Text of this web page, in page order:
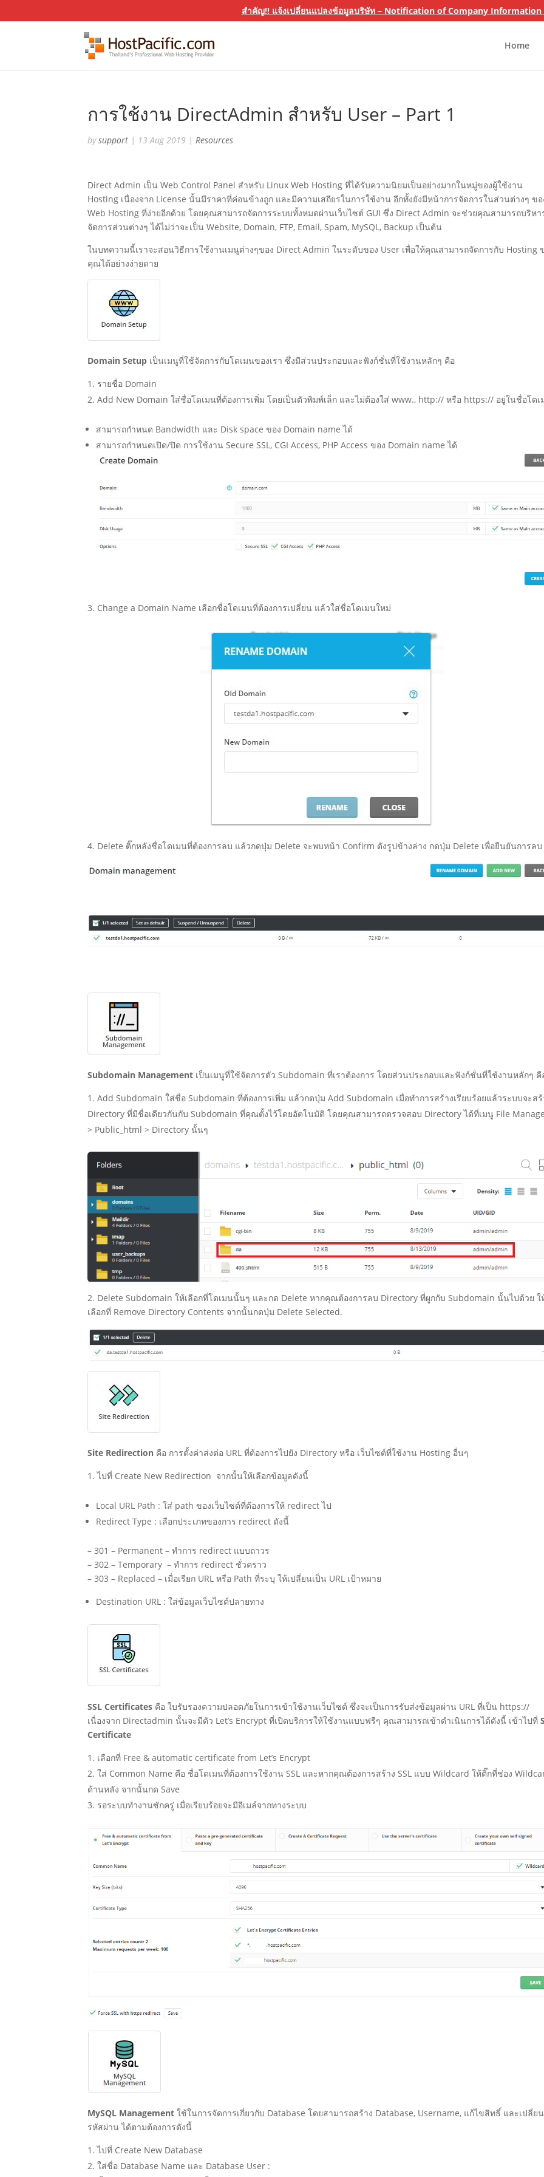
สำคัญ!! แจ้งเปลี่ยนแปลงข้อมูลบริษัท – Notification of Company Information
Home
การใช้งาน DirectAdmin สำหรับ User – Part 1
bysupport | 13 Aug 2019 |Resources
Direct Admin เป็น Web Control Panel สำหรับ Linux Web Hosting ที่ได้รับความนิยมเป็นอย่างมากในหมู่ของผู้ใช้งาน
Hosting เนื่องจาก License นั้นมีราคาที่ค่อนข้างถูก และมีความเสถียรในการใช้งาน อีกทั้งยังมีหน้าการจัดการในส่วนต่างๆ ข
Web Hosting ที่ง่ายอีกด้วย โดยคุณสามารถจัดการระบบทั้งหมดผ่านเว็บไซต์ GUI ซึ่ง Direct Admin จะช่วยคุณสามารถบริหา
จัดการส่วนต่างๆ ได้ไม่ว่าจะเป็น Website, Domain, FTP, Email, Spam, MySQL, Backup เป็นต้น
ในบทความนี้เราจะสอนวิธีการใช้งานเมนูต่างๆของ Direct Admin ในระดับของ User เพื่อให้คุณสามารถจัดการกับ Hosting
คุณได้อย่างง่ายดาย
Domain Setup เป็นเมนูที่ใช้จัดการกับโดเมนของเรา ซึ่งมีส่วนประกอบและฟังก์ชั่นที่ใช้งานหลักๆ คือ
รายชื่อ Domain
Add New Domain ใส่ชื่อโดเมนที่ต้องการเพิ่ม โดยเป็นตัวพิมพ์เล็ก และไม่ต้องใส่ www., http:// หรือ https:// อยู่ในชื่อโดเ
สามารถกำหนด Bandwidth และ Disk space ของ Domain name ได้
สามารถกำหนดเปิด/ปิด การใช้งาน Secure SSL, CGI Access, PHP Access ของ Domain name ได้
3. Change a Domain Name เลือกชื่อโดเมนที่ต้องการเปลี่ยน แล้วใส่ชื่อโดเมนใหม่
4. Delete ติ๊กหลังชื่อโดเมนที่ต้องการลบ แล้วกดปุ่ม Delete จะพบหน้า Confirm ดังรูปข้างล่าง กดปุ่ม Delete เพื่อยืนยันการลบ
Subdomain Management เป็นเมนูที่ใช้จัดการตัว Subdomain ที่เราต้องการ โดยส่วนประกอบและฟังก์ชั่นที่ใช้งานหลักๆ คื
Add Subdomain ใส่ชื่อ Subdomain ที่ต้องการเพิ่ม แล้วกดปุ่มAdd Subdomain เมื่อทำการสร้างเรียบร้อยแล้วระบบจะส
Directory ที่มีชื่อเดียวกันกับ Subdomain ที่คุณตั้งไว้โดยอัตโนมัติ โดยคุณสามารถตรวจสอบ Directory ได้ที่เมนู File
> Public_html > Directory นั้นๆ
2. DeleteSubdomain ให้เลือกที่โดเมนนั้นๆ และกด Delete หากคุณต้องการลบ Directory ที่ผูกกับ Subdomain นั้นไปด้วย ใ
เลือกที่ Remove Directory Contents จากนั้นกดปุ่ม Delete Selected.
Site Redirection คือ การตั้งค่าส่งต่อ URL ที่ต้องการไปยัง Directory หรือ เว็บไซต์ที่ใช้งาน Hosting อื่นๆ
ไปที่ Create New Redirection จากนั้นให้เลือกข้อมูลดังนี้
Local URL Path : ใส่ path ของเว็บไซต์ที่ต้องการให้ redirect ไป
Redirect Type : เลือกประเภทของการ redirect ดังนี้
– 301 – Permanent – ทำการ redirect แบบถาวร
– 302 – Temporary – ทำการ redirect ชั่วคราว
– 303 – Replaced – เมื่อเรียก URL หรือ Path ที่ระบุ ให้เปลี่ยนเป็น URL เป้าหมาย
Destination URL : ใส่ข้อมูลเว็บไซต์ปลายทาง
SSL Certificates คือ ใบรับรองความปลอดภัยในการเข้าใช้งานเว็บไซต์ ซึ่งจะเป็นการรับส่งข้อมูลผ่าน URL ที่เป็น https://
เนื่องจาก Directadmin นั้นจะมีตัว Let’s Encrypt ที่เปิดบริการให้ใช้งานแบบฟรีๆ คุณสามารถเข้าดำเนินการได้ดังนี้ เข้าไปที่
Certificate
เลือกที่ Free & automatic certificate from Let’s Encrypt
ใส่ Common Name คือ ชื่อโดเมนที่ต้องการใช้งาน SSL และหากคุณต้องการสร้าง SSL แบบ Wildcard ให้ติ๊กที่ช่อง
ด้านหลัง จากนั้นกด Save
รอระบบทำงานซักครู่ เมื่อเรียบร้อยจะมีอีเมล์จากทางระบบ
MySQL Management ใช้ในการจัดการเกี่ยวกับ Database โดยสามารถสร้าง Database, Username, แก้ไขสิทธิ์ และเปลี่ยน
รหัสผ่าน ได้ตามต้องการดังนี้
ไปที่ Create New Database
ใส่ชื่อ Database Name และ Database User :